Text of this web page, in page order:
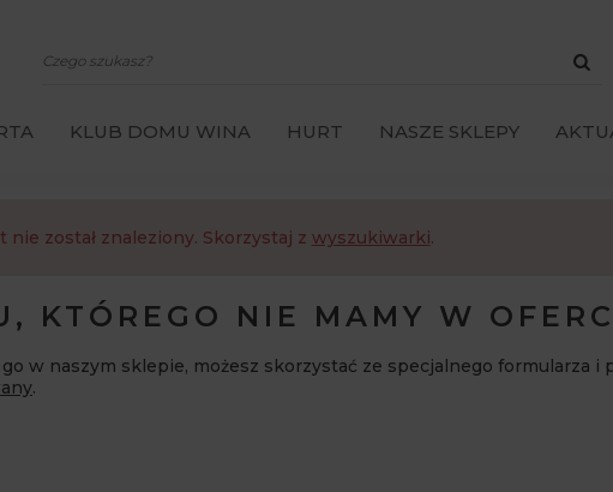
KLUB DOMU WINA HURT NASZE SKLEPY
nie został znaleziony. Skorzystaj z wyszukiwarki.
KTÓREGO NIE MAMY W
w naszym sklepie, możesz skorzystać ze specjalnego formularza i
.